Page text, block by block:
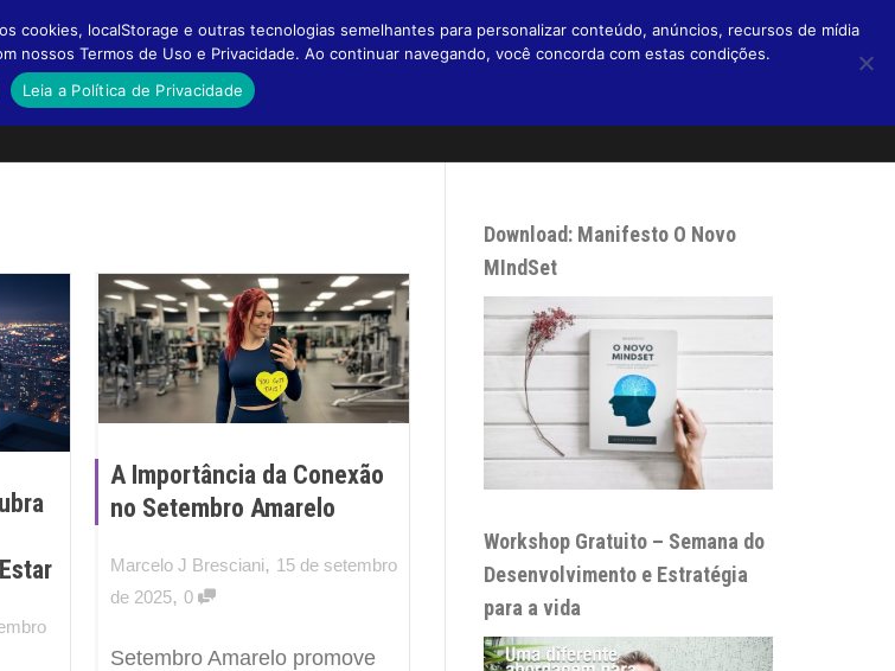
A Importância da Conexão
no Setembro Amarelo
Marcelo J Bresciani, 15 de setembro
de 2025, 0
Setembro Amarelo promove
Download: Manifesto O Novo
MIndSet
Workshop Gratuito – Semana do
Desenvolvimento e Estratégia
para a vida
cookies, localStorage e outras tecnologias semelhantes para personalizar conteúdo, anúncios, recursos de mídia
nossos Termos de Uso e Privacidade. Ao continuar navegando, você concorda com estas condições.
Leia a Política de Privacidade